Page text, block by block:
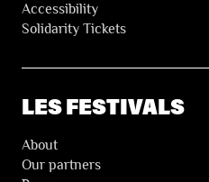
Accessibility
Solidarity Tickets
LES FESTIVALS
About
Our partners